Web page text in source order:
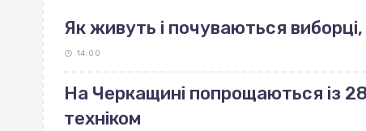
Як живуть і почуваються
14:00
На Черкащині попрощаються із
техніком